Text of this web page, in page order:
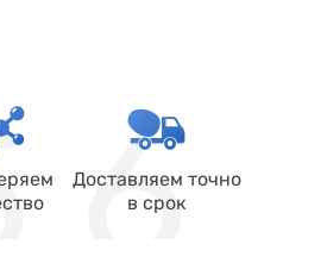
Доставляем точно
в срок